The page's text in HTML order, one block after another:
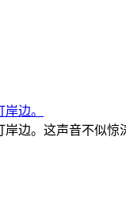
边。
边。这声音不似